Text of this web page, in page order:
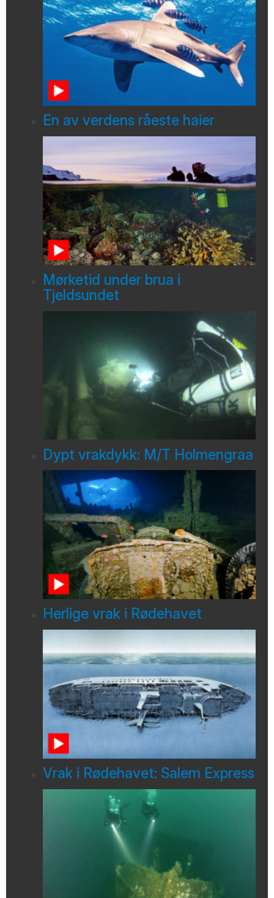
En av verdens råeste haier
Mørketid under brua i
Tjeldsundet
Dypt vrakdykk: M/T Holmengraa
Herlige vrak i Rødehavet
Vrak i Rødehavet: Salem Express